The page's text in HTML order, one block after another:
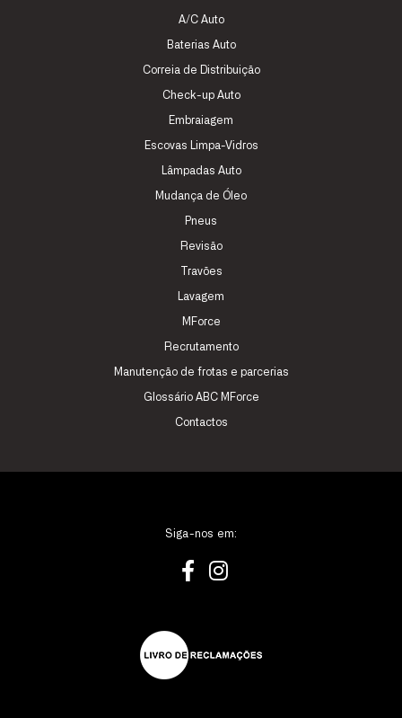
A/C Auto
Baterias Auto
Correia de Distribuição
Check-up Auto
Embraiagem
Escovas Limpa-Vidros
Lâmpadas Auto
Mudança de Óleo
Pneus
Revisão
Travões
Lavagem
MForce
Recrutamento
Manutenção de frotas e parcerias
Glossário ABC MForce
Contactos
Siga-nos em: